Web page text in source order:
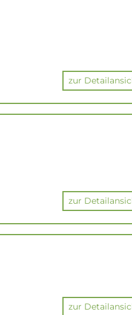
zur
zur
zur